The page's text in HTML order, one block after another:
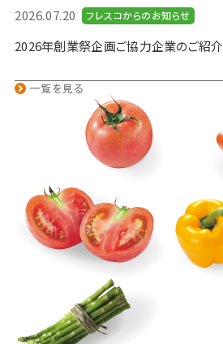
2026.07.20 フレスコからのお知らせ
2026年創業祭企画ご協力企業のご紹介
一覧を見る